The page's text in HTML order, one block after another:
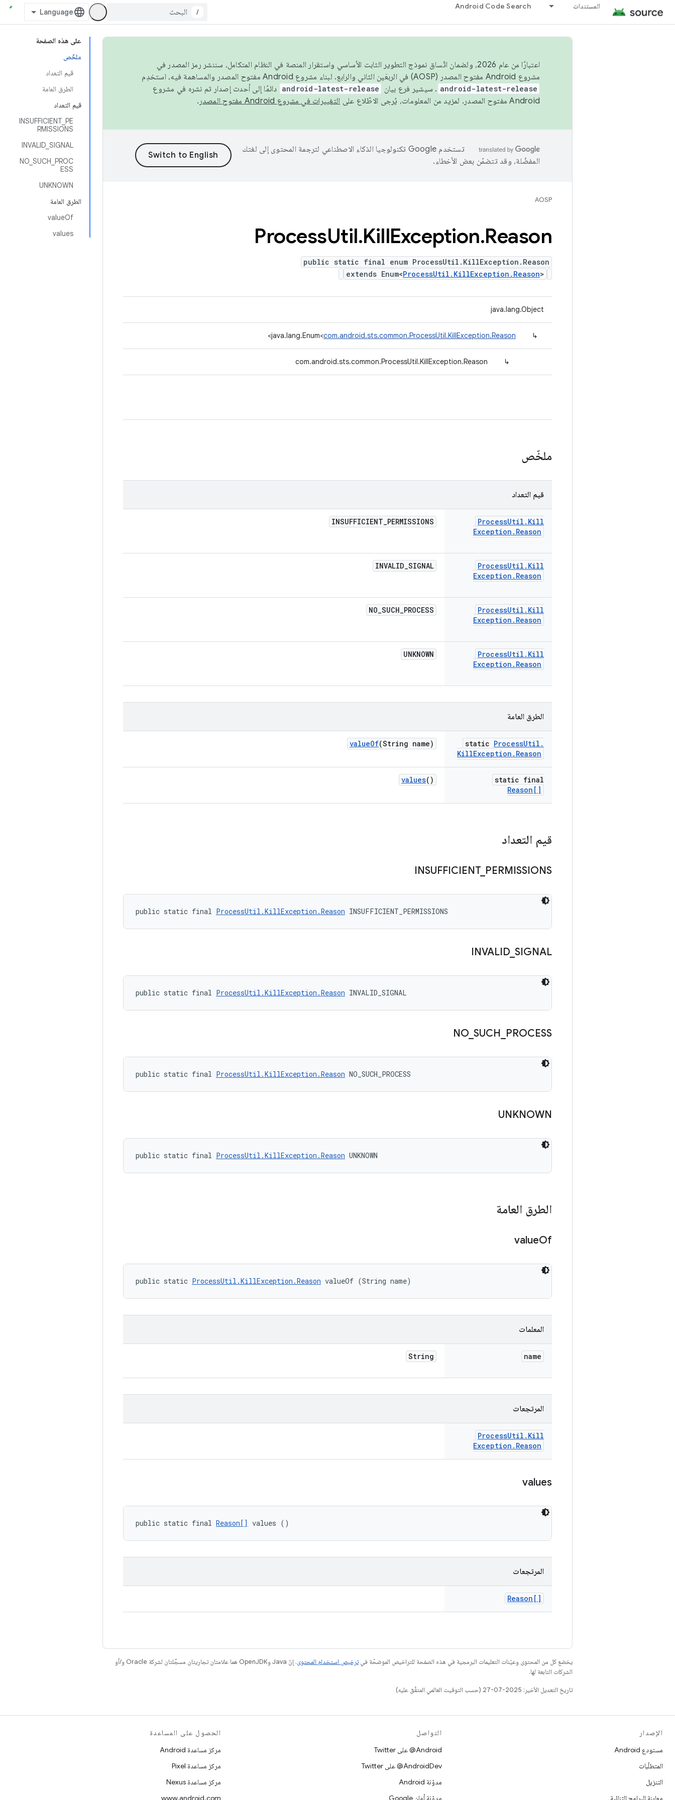
المستندات Android Code Search
/
على هذه الصفحة
ملخّص
قيم التعداد
الطرق العامة
قيم التعداد
INSUFFICIENT_PE
RMISSIONS
INVALID_SIGNAL
NO_SUCH_PROC
ESS
UNKNOWN
الطرق العامة
valueOf
values
اعتبارًا من عام 2026، ولضمان اتّساق نموذج التطوير الثابت الأساسي واستقرار المنصة في النظام المتكامل، سننشر رمز المصدر في
مشروع Android مفتوح المصدر (AOSP) في الربعَين الثاني والرابع. لبناء مشروع Android مفتوح المصدر والمساهمة فيه، استخدِم
android-latest-release . سيشير فرع بيان android-latest-release دائمًا إلى أحدث إصدار تم نشره في مشروع
Android مفتوح المصدر. لمزيد من المعلومات، يُرجى الاطّلاع على
التغييرات في مشروع Android مفتوح المصدر .
تستخدم Google تكنولوجيا الذكاء الاصطناعي لترجمة المحتوى إلى لغتك
المفضّلة، وقد تتضمّن بعض الأخطاء.
AOSP
ProcessUtil.KillException.Reason
public static final enum ProcessUtil.KillException.Reason
extends Enum<ProcessUtil.KillException.Reason>
java.lang.Object
↳
java.lang.Enum<com.android.sts.common.ProcessUtil.KillException.Reason
>
↳
com.android.sts.common.ProcessUtil.KillException.Reason
ملخّص
قيم التعداد
ProcessUtil . Kill
Exception . Reason
INSUFFICIENT_PERMISSIONS
ProcessUtil . Kill
Exception . Reason
INVALID_SIGNAL
ProcessUtil . Kill
Exception . Reason
NO_SUCH_PROCESS
ProcessUtil . Kill
Exception . Reason
UNKNOWN
الطرق العامة
static ProcessUtil .
KillException . Reason
valueOf(String name)
static final
Reason[]
values()
قيم التعداد
INSUFFICIENT_ PERMISSIONS
public static final ProcessUtil.KillException.Reason INSUFFICIENT_PERMISSIONS
INVALID SIGNAL
public static final ProcessUtil.KillException.Reason INVALID_SIGNAL
NO SUCH PROCESS
public static final ProcessUtil.KillException.Reason NO_SUCH_PROCESS
UNKNOWN
public static final ProcessUtil.KillException.Reason UNKNOWN
الطرق العامة
valueOf
public static ProcessUtil.KillException.Reason valueOf (String name)
المعلمات
name
String
المرتجعات
ProcessUtil . Kill
Exception . Reason
values
public static final Reason[] values ()
المرتجعات
Reason[]
يخضع كل من المحتوى وعيّنات التعليمات البرمجية في هذه الصفحة للتراخيص الموضحّة فيترخيص استخدام المحتوى
. إنّ Java وOpenJDK هما علامتان تجاريتان مسجَّلتان لشركة Oracle و/أو
الشركات التابعة لها.
تاريخ التعديل الأخير: 2025-07-27 (حسب التوقيت العالمي المتفَّق عليه)
الإصدار
مستودع Android
المتطلّبات
التنزيل
معاينة البرامج الثنائية
التواصل
‎@Android على Twitter
‎@AndroidDev على Twitter
مدوّنة Android
مدوّنة أمان Google
الحصول على المساعدة
مركز مساعدة Android
مركز مساعدة Pixel
مركز مساعدة Nexus
www.android.com